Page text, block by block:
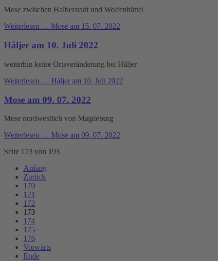
Mose zwischen Halberstadt und Wolfenbüttel
Weiterlesen … Mose am 15. 07. 2022
Håljer am 10. Juli 2022
weiterhin keine Ortsveränderung bei Håljer
Weiterlesen … Håljer am 10. Juli 2022
Mose am 09. 07. 2022
Mose nordwestlich von Magdeburg
Weiterlesen … Mose am 09. 07. 2022
Seite 173 von 193
Anfang
Zurück
170
171
172
173
174
175
176
Vorwärts
Ende